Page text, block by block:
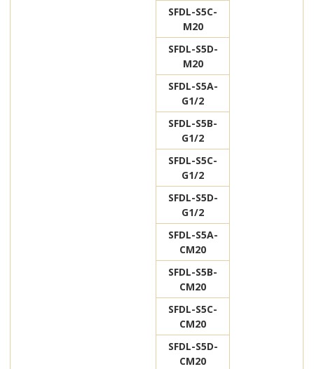
SFDL-S5C-
M20
SFDL-S5D-
M20
SFDL-S5A-
G1/2
SFDL-S5B-
G1/2
SFDL-S5C-
G1/2
SFDL-S5D-
G1/2
SFDL-S5A-
CM20
SFDL-S5B-
CM20
SFDL-S5C-
CM20
SFDL-S5D-
CM20